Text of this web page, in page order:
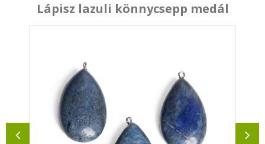
Lápisz lazuli könnycsepp medál